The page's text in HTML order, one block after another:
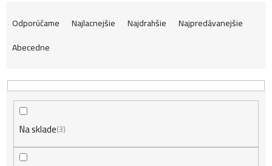
R
a
d
e
Odporúčame Najlacnejšie Najdrahšie
Najpredávanejšie
Abecedne
Na sklade 3